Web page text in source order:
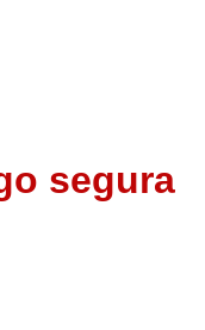
segura